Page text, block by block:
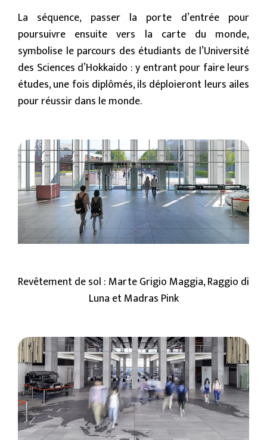
La séquence, passer la porte d’entrée pour
poursuivre ensuite vers la carte du monde,
symbolise le parcours des étudiants de l’Université
des Sciences d’Hokkaido : y entrant pour faire leurs
études, une fois diplômés, ils déploieront leurs ailes
pour réussir dans le monde.
Revêtement de sol : Marte Grigio Maggia, Raggio di
Luna et Madras Pink